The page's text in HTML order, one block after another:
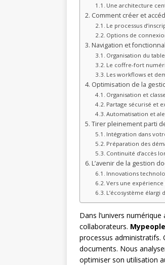
Une architecture
Comment créer et
Le processus
Options de
Navigation et
Organisation du
Le coffre-fort
Les workflows et
Optimisation de la
Organisation et
Partage sécurisé et
Automatisation et
Tirer pleinement parti
Intégration dans
Préparation des
Continuité d’accès
L’avenir de la gestion
Innovations
Vers une
L’écosystème élargi
Dans l’univers
collaborateurs.
processus administratifs.
documents. Nous
optimiser son utilisation